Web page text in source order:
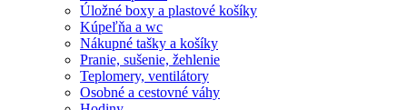
Úložné boxy a plastové košíky
Kúpeľňa a wc
Nákupné tašky a košíky
Pranie, sušenie, žehlenie
Teplomery, ventilátory
Osobné a cestovné váhy